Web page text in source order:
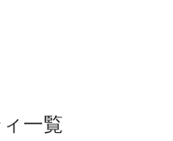
一覧